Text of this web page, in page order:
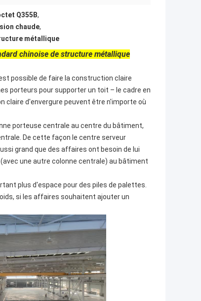
Q355B,
chaude,
métallique
chinoise de structure métallique
possible de faire la construction claire
porteurs pour supporter un toit – le cadre en
claire d'envergure peuvent être n'importe où
porteuse centrale au centre du bâtiment,
De cette façon le centre serveur
grand que des affaires ont besoin de lui
une autre colonne centrale) au bâtiment
plus d'espace pour des piles de palettes.
si les affaires souhaitent ajouter un